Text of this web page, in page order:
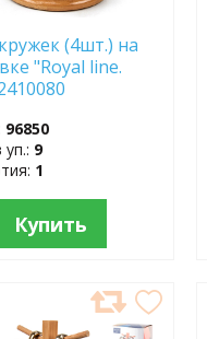
(4шт.) на
"Royal line.
96850
9
1
Купить